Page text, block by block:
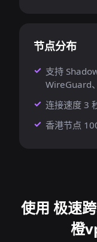
节点分布
支持
WireGuard
连接速度 3
香港节点
使用 极速
橙